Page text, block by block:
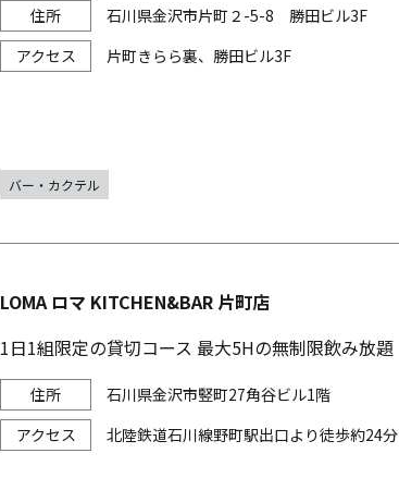
石川県金沢市片町２-5-8 勝田ビル3F
片町きらら裏、勝田ビル3F
バー・カクテル
LOMA ロマ KITCHEN&BAR 片町店
1日1組限定の貸切コース 最大5Hの無制限飲み放題
石川県金沢市竪町27角谷ビル1階
北陸鉄道石川線野町駅出口より徒歩約24分